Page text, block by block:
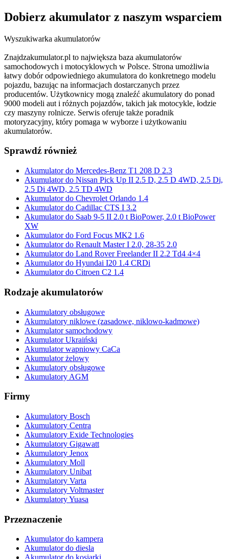
Dobierz akumulator z naszym wsparciem
Wyszukiwarka akumulatorów
Znajdzakumulator.pl to największa baza akumulatorów
samochodowych i motocyklowych w Polsce. Strona umożliwia
łatwy dobór odpowiedniego akumulatora do konkretnego modelu
pojazdu, bazując na informacjach dostarczanych przez
producentów. Użytkownicy mogą znaleźć akumulatory do ponad
9000 modeli aut i różnych pojazdów, takich jak motocykle, łodzie
czy maszyny rolnicze. Serwis oferuje także poradnik
motoryzacyjny, który pomaga w wyborze i użytkowaniu
akumulatorów.
Sprawdź również
Akumulator do Mercedes-Benz T1 208 D 2.3
Akumulator do Nissan Pick Up II 2.5 D, 2.5 D 4WD, 2.5 Di,
2.5 Di 4WD, 2.5 TD 4WD
Akumulator do Chevrolet Orlando 1.4
Akumulator do Cadillac CTS I 3.2
Akumulator do Saab 9-5 II 2.0 t BioPower, 2.0 t BioPower
XW
Akumulator do Ford Focus MK2 1.6
Akumulator do Renault Master I 2.0, 28-35 2.0
Akumulator do Land Rover Freelander II 2.2 Td4 4×4
Akumulator do Hyundai I20 1.4 CRDi
Akumulator do Citroen C2 1.4
Rodzaje akumulatorów
Akumulatory obsługowe
Akumulatory niklowe (zasadowe, niklowo-kadmowe)
Akumulator samochodowy
Akumulator Ukraiński
Akumulator wapniowy CaCa
Akumulator żelowy
Akumulatory obsługowe
Akumulatory AGM
Firmy
Akumulatory Bosch
Akumulatory Centra
Akumulatory Exide Technologies
Akumulatory Gigawatt
Akumulatory Jenox
Akumulatory Moll
Akumulatory Unibat
Akumulatory Varta
Akumulatory Voltmaster
Akumulatory Yuasa
Przeznaczenie
Akumulator do kampera
Akumulator do diesla